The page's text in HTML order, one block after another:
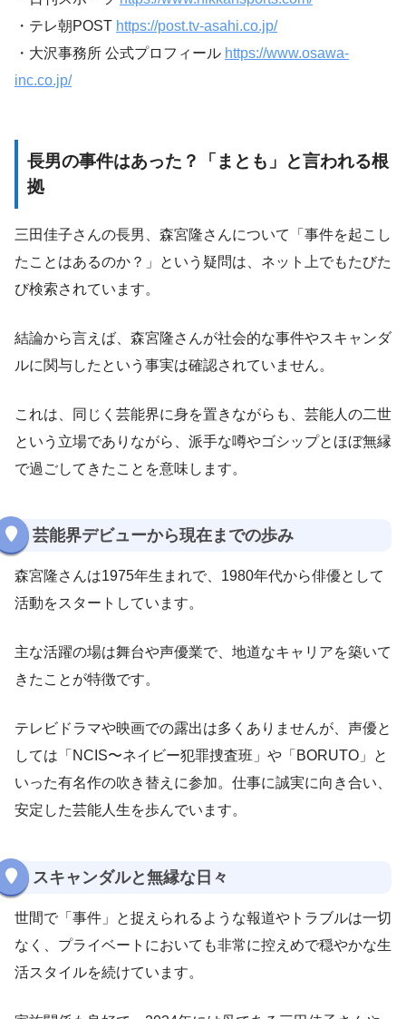
・テレ朝POST https://post.tv-asahi.co.jp/
・大沢事務所 公式プロフィール https://www.osawa-
inc.co.jp/
長男の事件はあった？「まとも」と言われる根
拠
三田佳子さんの長男、森宮隆さんについて「事件を起こし
たことはあるのか？」という疑問は、ネット上でもたびた
び検索されています。
結論から言えば、森宮隆さんが社会的な事件やスキャンダ
ルに関与したという事実は確認されていません。
これは、同じく芸能界に身を置きながらも、芸能人の二世
という立場でありながら、派手な噂やゴシップとほぼ無縁
で過ごしてきたことを意味します。
芸能界デビューから現在までの歩み
森宮隆さんは1975年生まれで、1980年代から俳優として
活動をスタートしています。
主な活躍の場は舞台や声優業で、地道なキャリアを築いて
きたことが特徴です。
テレビドラマや映画での露出は多くありませんが、声優と
しては「NCIS〜ネイビー犯罪捜査班」や「BORUTO」と
いった有名作の吹き替えに参加。仕事に誠実に向き合い、
安定した芸能人生を歩んでいます。
スキャンダルと無縁な日々
世間で「事件」と捉えられるような報道やトラブルは一切
なく、プライベートにおいても非常に控えめで穏やかな生
活スタイルを続けています。